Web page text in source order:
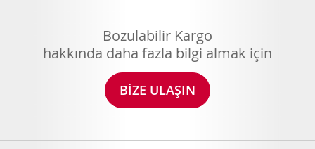
Bozulabilir Kargo
hakkında daha fazla bilgi almak için
BİZE ULAŞIN